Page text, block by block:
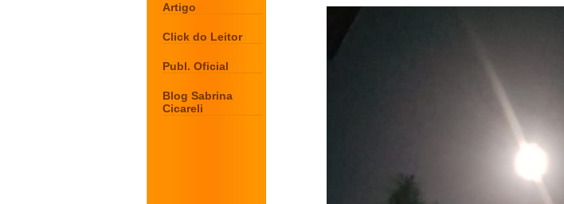
Artigo
Click do Leitor
Publ. Oficial
Blog Sabrina
Cicareli